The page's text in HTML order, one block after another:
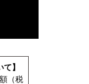
】
（税